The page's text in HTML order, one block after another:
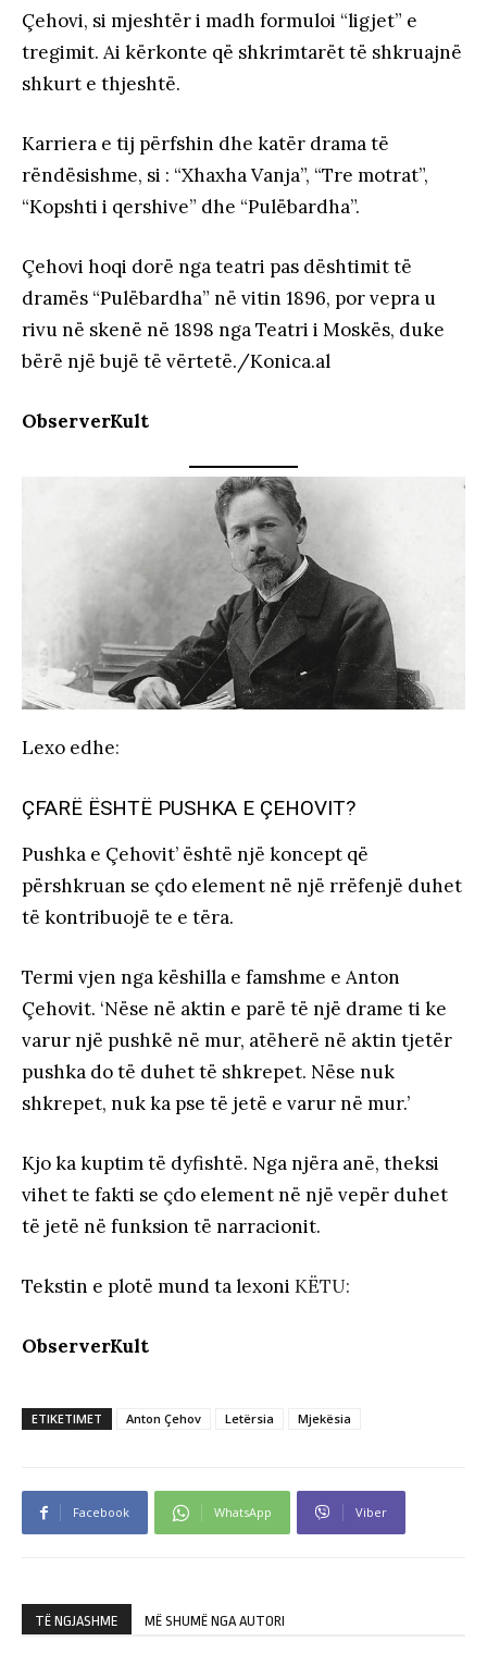
Çehovi, si mjeshtër i madh formuloi “ligjet” e
tregimit. Ai kërkonte që shkrimtarët të shkruajnë
shkurt e thjeshtë.
Karriera e tij përfshin dhe katër drama të
rëndësishme, si : “Xhaxha Vanja”, “Tre motrat”,
“Kopshti i qershive” dhe “Pulëbardha”.
Çehovi hoqi dorë nga teatri pas dështimit të
dramës “Pulëbardha” në vitin 1896, por vepra u
rivu në skenë në 1898 nga Teatri i Moskës, duke
bërë një bujë të vërtetë./Konica.al
ObserverKult
Lexo edhe:
ÇFARË ËSHTË PUSHKA E ÇEHOVIT?
Pushka e Çehovit’ është një koncept që
përshkruan se çdo element në një rrëfenjë duhet
të kontribuojë te e tëra.
Termi vjen nga këshilla e famshme e Anton
Çehovit. ‘Nëse në aktin e parë të një drame ti ke
varur një pushkë në mur, atëherë në aktin tjetër
pushka do të duhet të shkrepet. Nëse nuk
shkrepet, nuk ka pse të jetë e varur në mur.’
Kjo ka kuptim të dyfishtë. Nga njëra anë, theksi
vihet te fakti se çdo element në një vepër duhet
të jetë në funksion të narracionit.
Tekstin e plotë mund ta lexoni KËTU:
ObserverKult
ETIKETIMET Anton Çehov Letërsia Mjekësia
Facebook WhatsApp Viber
TË NGJASHME MË SHUMË NGA AUTORI